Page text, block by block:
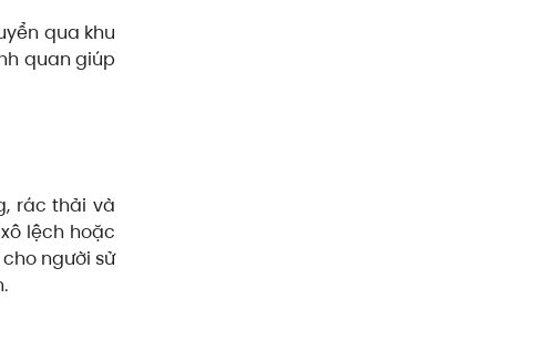
qua khu
quan giúp
rác thải và
lệch hoặc
người sử